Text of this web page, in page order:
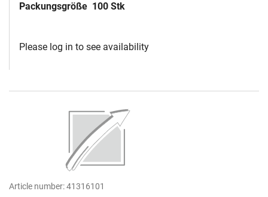
Packungsgröße 100 Stk
Please log in to see availability
Article number:41316101